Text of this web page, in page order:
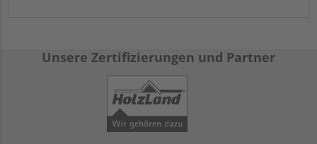
Unsere Zertifizierungen und Partner